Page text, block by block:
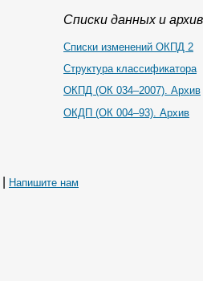
Списки данных и архив
Списки изменений ОКПД 2
Структура классификатора
ОКПД (ОК 034–2007). Архив
ОКДП (ОК 004–93). Архив
Напишите нам